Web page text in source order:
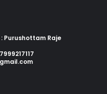
Purushottam Raje